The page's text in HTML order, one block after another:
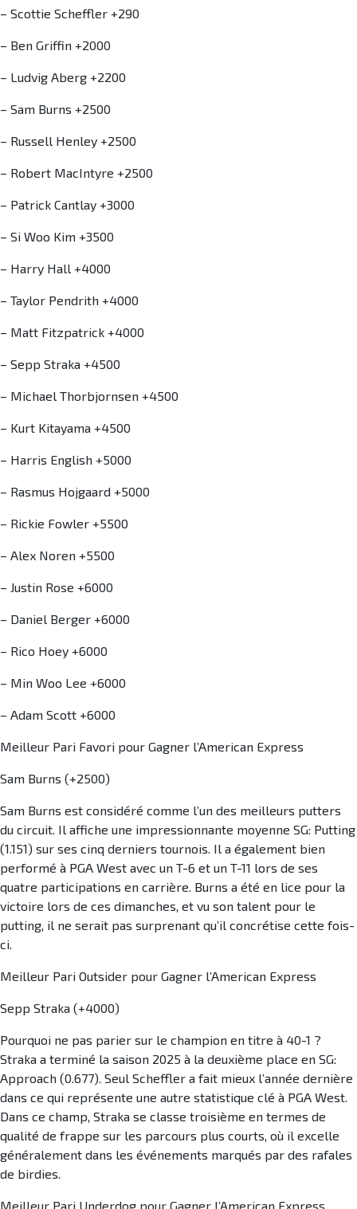
– Scottie Scheffler +290
– Ben Griffin +2000
– Ludvig Aberg +2200
– Sam Burns +2500
– Russell Henley +2500
– Robert MacIntyre +2500
– Patrick Cantlay +3000
– Si Woo Kim +3500
– Harry Hall +4000
– Taylor Pendrith +4000
– Matt Fitzpatrick +4000
– Sepp Straka +4500
– Michael Thorbjornsen +4500
– Kurt Kitayama +4500
– Harris English +5000
– Rasmus Hojgaard +5000
– Rickie Fowler +5500
– Alex Noren +5500
– Justin Rose +6000
– Daniel Berger +6000
– Rico Hoey +6000
– Min Woo Lee +6000
– Adam Scott +6000
Meilleur Pari Favori pour Gagner l’American Express
Sam Burns (+2500)
Sam Burns est considéré comme l’un des meilleurs putters
du circuit. Il affiche une impressionnante moyenne SG: Putting
(1.151) sur ses cinq derniers tournois. Il a également bien
performé à PGA West avec un T-6 et un T-11 lors de ses
quatre participations en carrière. Burns a été en lice pour la
victoire lors de ces dimanches, et vu son talent pour le
putting, il ne serait pas surprenant qu’il concrétise cette fois-
ci.
Meilleur Pari Outsider pour Gagner l’American Express
Sepp Straka (+4000)
Pourquoi ne pas parier sur le champion en titre à 40-1 ?
Straka a terminé la saison 2025 à la deuxième place en SG:
Approach (0.677). Seul Scheffler a fait mieux l’année dernière
dans ce qui représente une autre statistique clé à PGA West.
Dans ce champ, Straka se classe troisième en termes de
qualité de frappe sur les parcours plus courts, où il excelle
généralement dans les événements marqués par des rafales
de birdies.
Meilleur Pari Underdog pour Gagner l’American Express